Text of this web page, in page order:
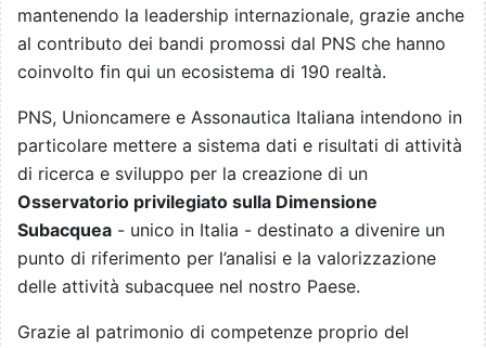
mantenendo la leadership internazionale, grazie anche
al contributo dei bandi promossi dal PNS che hanno
coinvolto fin qui un ecosistema di 190 realtà.
PNS, Unioncamere e Assonautica Italiana intendono in
particolare mettere a sistema dati e risultati di attività
di ricerca e sviluppo per la creazione di un
Osservatorio privilegiato sulla Dimensione
Subacquea - unico in Italia - destinato a divenire un
punto di riferimento per l’analisi e la valorizzazione
delle attività subacquee nel nostro Paese.
Grazie al patrimonio di competenze proprio del